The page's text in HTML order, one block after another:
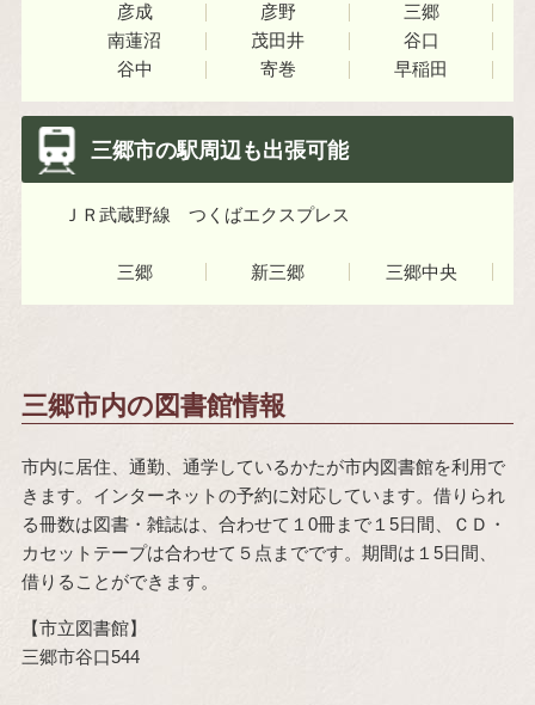
彦成
彦野
三郷
南蓮沼
茂田井
谷口
谷中
寄巻 早稲田
三郷市の駅周辺も出張可能
ＪＲ武蔵野線 つくばエクスプレス
三郷 新三郷 三郷中央
三郷市内の図書館情報
市内に居住、通勤、通学しているかたが市内図書館を利用で
きます。インターネットの予約に対応しています。借りられ
る冊数は図書・雑誌は、合わせて１0冊まで１5日間、ＣＤ・
カセットテープは合わせて５点までです。期間は１5日間、
借りることができます。
【市立図書館】
三郷市谷口544